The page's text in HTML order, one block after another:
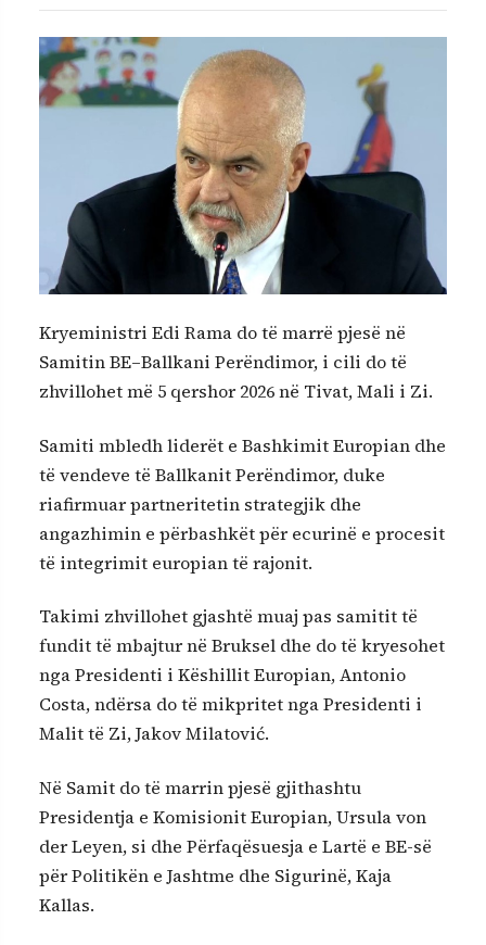
Kryeministri Edi Rama do të marrë pjesë në
Samitin BE–Ballkani Perëndimor, i cili do të
zhvillohet më 5 qershor 2026 në Tivat, Mali i Zi.
Samiti mbledh liderët e Bashkimit Europian dhe
të vendeve të Ballkanit Perëndimor, duke
riafirmuar partneritetin strategjik dhe
angazhimin e përbashkët për ecurinë e procesit
të integrimit europian të rajonit.
Takimi zhvillohet gjashtë muaj pas samitit të
fundit të mbajtur në Bruksel dhe do të kryesohet
nga Presidenti i Këshillit Europian, Antonio
Costa, ndërsa do të mikpritet nga Presidenti i
Malit të Zi, Jakov Milatović.
Në Samit do të marrin pjesë gjithashtu
Presidentja e Komisionit Europian, Ursula von
der Leyen, si dhe Përfaqësuesja e Lartë e BE-së
për Politikën e Jashtme dhe Sigurinë, Kaja
Kallas.